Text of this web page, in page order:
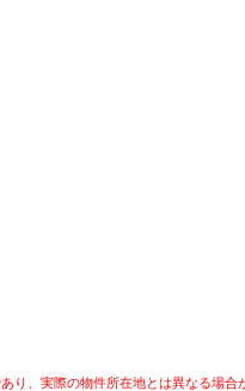
、実際の物件所在地とは異なる場合